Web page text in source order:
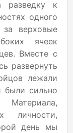
разведку к
одного
за верховые
ячеек
Вместе с
развернуть
лежали
были сильно
личности,
день мы